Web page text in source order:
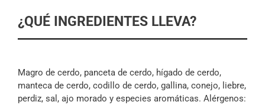
¿QUÉ INGREDIENTES LLEVA?
Magro de cerdo, panceta de cerdo, hígado de cerdo,
manteca de cerdo, codillo de cerdo, gallina, conejo, liebre,
perdiz, sal, ajo morado y especies aromáticas. Alérgenos: